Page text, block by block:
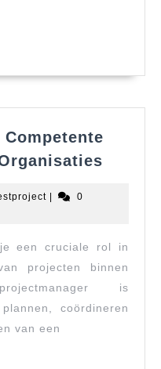
in
crestproject
0
een cruciale rol in
projecten binnen
is
coördineren
van een